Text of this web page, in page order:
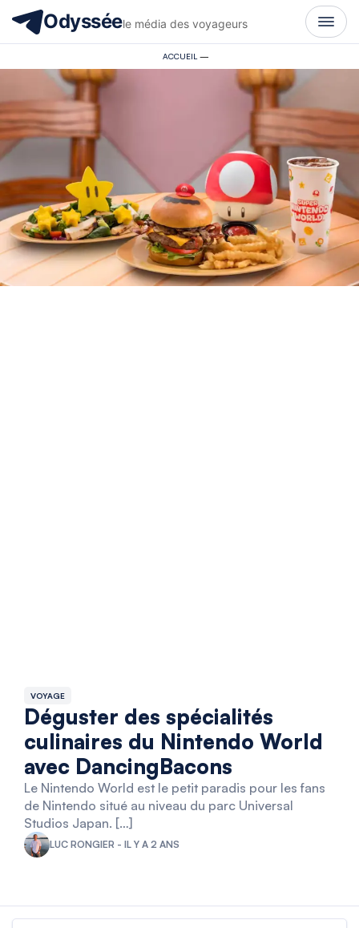
Odysséele média des voyageurs
ACCUEIL —
VOYAGE
Déguster des spécialités
culinaires du Nintendo World
avec DancingBacons
Le Nintendo World est le petit paradis pour les fans
de Nintendo situé au niveau du parc Universal
Studios Japan. […]
LUC RONGIER - IL Y A 2 ANS